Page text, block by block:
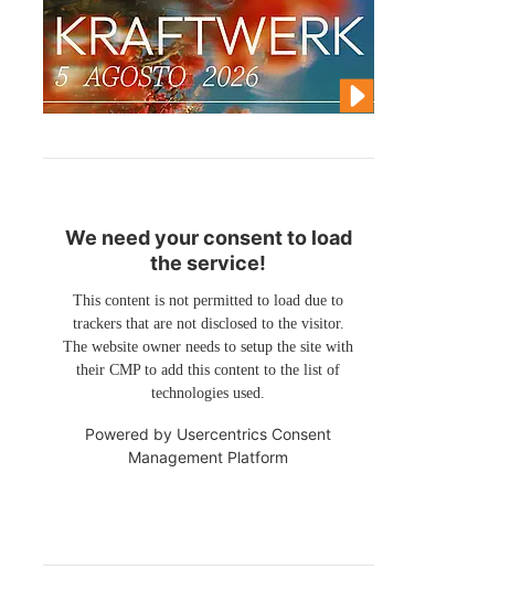
We need your consent to load
the service!
This content is not permitted to load due to
trackers that are not disclosed to the visitor.
The website owner needs to setup the site with
their CMP to add this content to the list of
technologies used.
Powered by Usercentrics Consent
Management Platform